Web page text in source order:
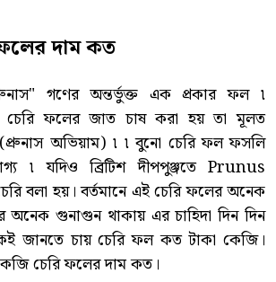
দাম কত
গণের অন্তর্ভুক্ত এক প্রকার ফল ৷
চেরি ফলের জাত চাষ করা হয় তা মূলত
অভিয়াম) ৷ ৷ বুনো চেরি ফল ফসলি
৷ যদিও ব্রিটিশ দীপপুঞ্জতে Prunus
বলা হয়। বর্তমানে এই চেরি ফলের অনেক
অনেক গুনাগুন থাকায় এর চাহিদা দিন দিন
জানতে চায় চেরি ফল কত টাকা কেজি।
চেরি ফলের দাম কত।